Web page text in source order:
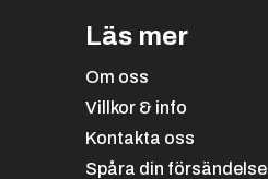
Läs mer
Om oss
Villkor & info
Kontakta oss
Spåra din försändelse